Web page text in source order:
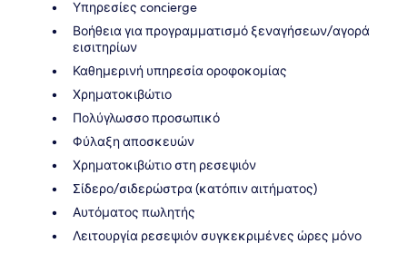
Υπηρεσίες concierge
Βοήθεια για προγραμματισμό ξεναγήσεων/αγορά
εισιτηρίων
Καθημερινή υπηρεσία οροφοκομίας
Χρηματοκιβώτιο
Πολύγλωσσο προσωπικό
Φύλαξη αποσκευών
Χρηματοκιβώτιο στη ρεσεψιόν
Σίδερο/σιδερώστρα (κατόπιν αιτήματος)
Αυτόματος πωλητής
Λειτουργία ρεσεψιόν συγκεκριμένες ώρες μόνο